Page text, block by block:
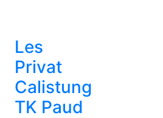
Les
Privat
Calistung
TK Paud